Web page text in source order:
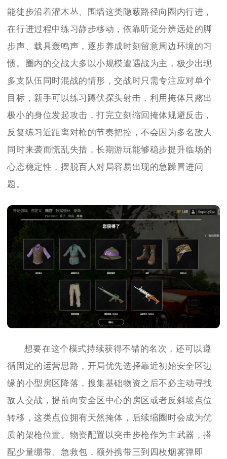
能徒步沿着灌木丛、围墙这类隐蔽路径向圈内行进，
在行进过程中练习静步移动，依靠听觉分辨远处的脚
步声、载具轰鸣声，逐步养成时刻留意周边环境的习
惯。圈内的交战大多以小规模遭遇战为主，极少出现
多支队伍同时混战的情形，交战时只需专注应对单个
目标，新手可以练习蹲伏探头射击，利用掩体只露出
极小的身位发起攻击，打完立刻缩回掩体规避反击，
反复练习近距离对枪的节奏把控，不会因为多名敌人
同时来袭而慌乱失措，长期游玩能够稳步提升临场的
心态稳定性，摆脱百人对局容易出现的急躁冒进问
题。
想要在这个模式持续获得不错的名次，还可以遵
循固定的运营思路，开局优先选择靠近初始安全区边
缘的小型房区降落，搜集基础物资之后不必主动寻找
敌人交战，提前向安全区中心的房区或者反斜坡点位
转移，这类点位拥有天然掩体，后续缩圈时会成为优
质的架枪位置。物资配置以突击步枪作为主武器，搭
配少量绷带、急救包，额外携带三到四枚烟雾弹即